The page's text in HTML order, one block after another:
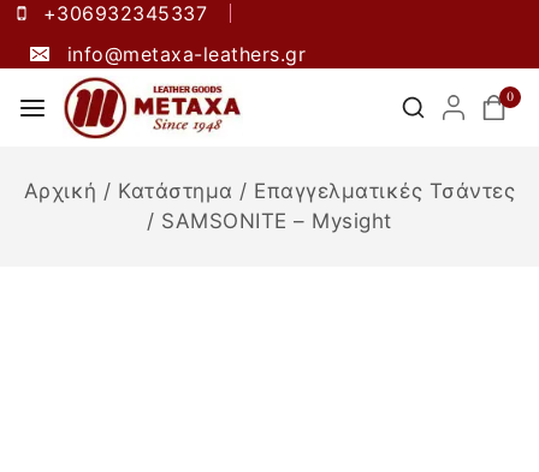
+306932345337
info@metaxa-leathers.gr
0
Αρχική / Κατάστημα / Επαγγελματικές Τσάντες
/ SAMSONITE – Mysight